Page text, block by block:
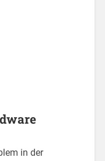
in der